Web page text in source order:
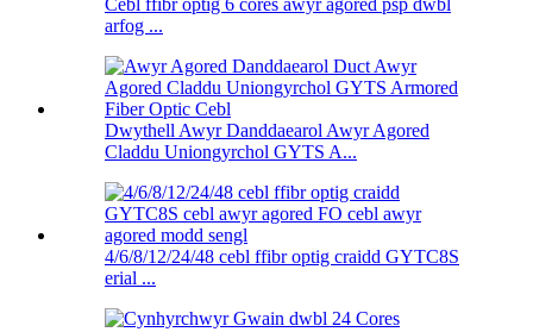
Cebl ffibr optig 6 cores awyr agored psp dwbl
arfog ...
Dwythell Awyr Danddaearol Awyr Agored
Claddu Uniongyrchol GYTS A...
4/6/8/12/24/48 cebl ffibr optig craidd GYTC8S
erial ...